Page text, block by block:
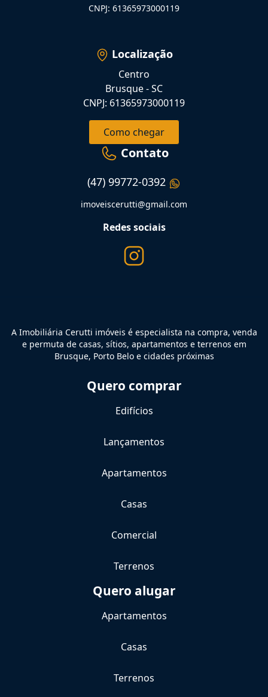
CNPJ: 61365973000119
Localização
Centro
Brusque - SC
CNPJ: 61365973000119
Como chegar
Contato
(47) 99772-0392
imoveiscerutti@gmail.com
Redes sociais
A Imobiliária Cerutti imóveis é especialista na compra, venda
e permuta de casas, sítios, apartamentos e terrenos em
Brusque, Porto Belo e cidades próximas
Quero comprar
Edifícios
Lançamentos
Apartamentos
Casas
Comercial
Terrenos
Quero alugar
Apartamentos
Casas
Terrenos